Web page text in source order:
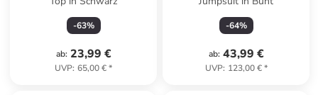
-63%
ab: 23,99 €
UVP: 65,00 €*
-64%
ab: 43,99 €
UVP: 123,00 €*